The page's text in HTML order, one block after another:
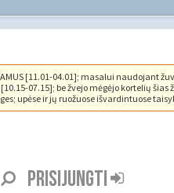
[11.01-04.01]; masalui naudojant
07.15]; be žvejo mėgėjo kortelių
upėse ir jų ruožuose išvardintuose
PRISIJUNGTI